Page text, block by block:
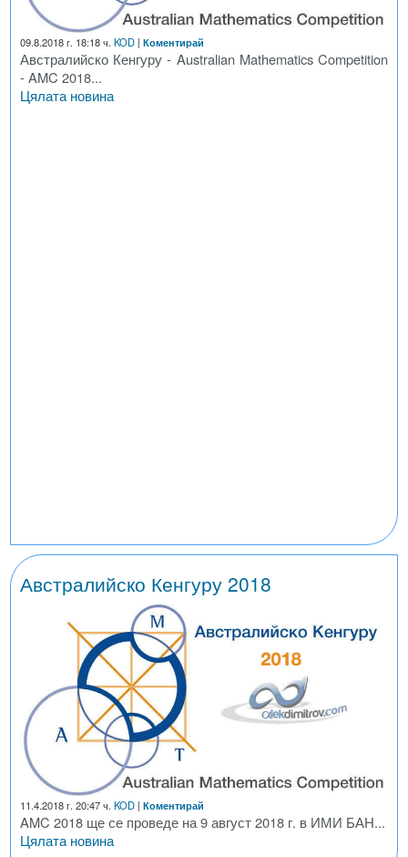
09.8.2018 г. 18:18 ч. KOD | Коментирай
Австралийско Кенгуру - Australian Mathematics Competition
- AMC 2018...
Цялата новина
Австралийско Кенгуру 2018
11.4.2018 г. 20:47 ч. KOD | Коментирай
AMC 2018 ще се проведе на 9 август 2018 г. в ИМИ БАН...
Цялата новина